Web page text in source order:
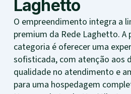
Laghetto
O empreendimento integra a
premium da Rede Laghetto. A
categoria é oferecer uma
sofisticada, com atenção aos
qualidade no atendimento e
para uma hospedagem